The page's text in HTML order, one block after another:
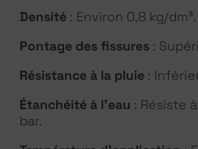
Densité : Environ 0,8 kg/dm³.
Pontage des fissures :
Résistance à la pluie :
Étanchéité à l’eau : Résiste
bar.